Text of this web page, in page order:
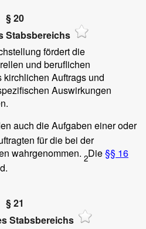
§ 20
Stabsbereichs
fördert die
und beruflichen
Auftrags und
Auswirkungen
auch die Aufgaben einer oder
für die bei der
wahrgenommen. 2Die§§ 16
§ 21
Stabsbereichs